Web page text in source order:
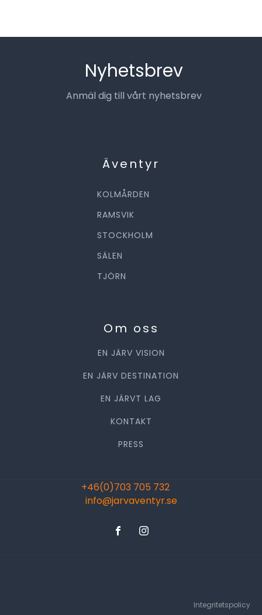
Nyhetsbrev
Anmäl dig till vårt nyhetsbrev
Äventyr
KOLMÅRDEN
RAMSVIK
STOCKHOLM
SÄLEN
TJÖRN
Om oss
EN JÄRV VISION
EN JÄRV DESTINATION
EN JÄRVT LAG
KONTAKT
PRESS
+46(0)703 705 732
info@jarvaventyr.se
Integritetspolicy